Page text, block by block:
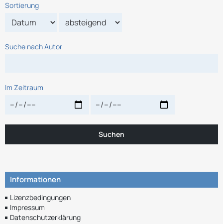
Sortierung
Suche nach Autor
Im Zeitraum
Suchen
Informationen
Lizenzbedingungen
Impressum
Datenschutzerklärung